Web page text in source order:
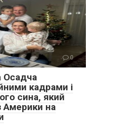
0
Осадча
кадрами і
сина, який
Америки на